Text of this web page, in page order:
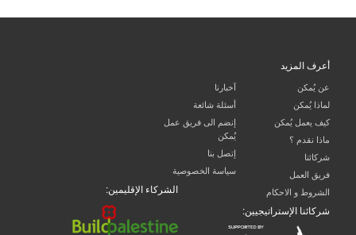
أعرف المزيد
عن يُمكن
لماذا يُمكن
كيف يعمل يُمكن
ماذا نقدم ؟
شركائنا
فريق العمل
الشروط و الاحكام
آخبارنا
أسئلة شائعة
إنضم الى فريق عمل
يُمكن
إتصل بنا
سياسة الخصوصية
الشركاء الإقليمين:
شركائنا الإستراتيجيين: